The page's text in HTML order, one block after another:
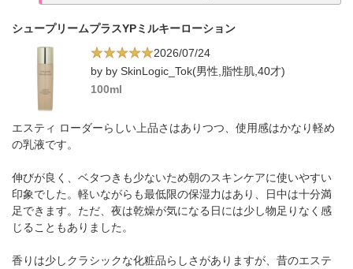
シュープリームプラスYPミルキーローション
2026/07/24
by by SkinLogic_Tok(男性,脂性肌,40才)
100ml
エスティ ローダーらしい上品さはありつつ、使用感はかなり軽め
の乳液です。
伸びが良く、ベタつきも少ないため朝のスキンケアに使いやすい
印象でした。軽いながらも最低限の保湿力はあり、日中は十分満
足できます。ただ、夜は乾燥が気になる日には少し物足りなく感
じることもありました。
香りは少しクラシックな化粧品らしさがありますが、昔のエステ